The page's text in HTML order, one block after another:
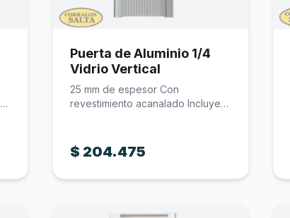
Puerta de Aluminio 1/4
Vidrio Vertical
25 mm de espesor Con
revestimiento acanalado Incluye
$ 204.475